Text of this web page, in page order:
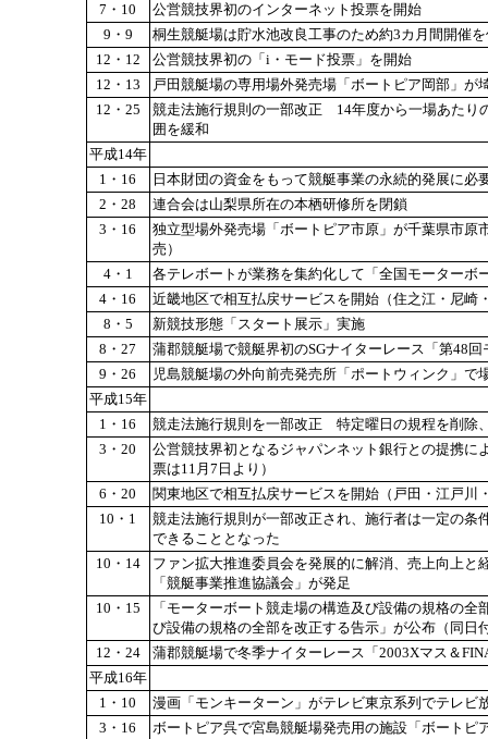
7・10
公営競技界初のインターネット投票を開始
9・9
桐生競艇場は貯水池改良工事のため約3カ月間開催
12・12
公営競技界初の「i・モード投票」を開始
12・13
戸田競艇場の専用場外発売場「ボートピア岡部」が
12・25
競走法施行規則の一部改正 14年度から一場あたり
囲を緩和
平成14年
1・16
日本財団の資金をもって競艇事業の永続的発展に
2・28
連合会は山梨県所在の本栖研修所を閉鎖
3・16
独立型場外発売場「ボートピア市原」が千葉県市
売）
4・1
各テレボートが業務を集約化して「全国モーターボ
4・16
近畿地区で相互払戻サービスを開始（住之江・尼崎
8・5
新競技形態「スタート展示」実施
8・27
蒲郡競艇場で競艇界初のSGナイターレース「第48
9・26
児島競艇場の外向前売発売所「ポートウィンク」
平成15年
1・16
競走法施行規則を一部改正 特定曜日の規程を削除
3・20
公営競技界初となるジャパンネット銀行との提携
票は11月7日より）
6・20
関東地区で相互払戻サービスを開始（戸田・江戸川
10・1
競走法施行規則が一部改正され、施行者は一定の
できることとなった
10・14
ファン拡大推進委員会を発展的に解消、売上向上
「競艇事業推進協議会」が発足
10・15
「モーターボート競走場の構造及び設備の規格の
び設備の規格の全部を改正する告示」が公布（同日
12・24
蒲郡競艇場で冬季ナイターレース「2003Xマス＆
平成16年
1・10
漫画「モンキーターン」がテレビ東京系列でテレビ
3・16
ボートピア呉で宮島競艇場発売用の施設「ボートピ